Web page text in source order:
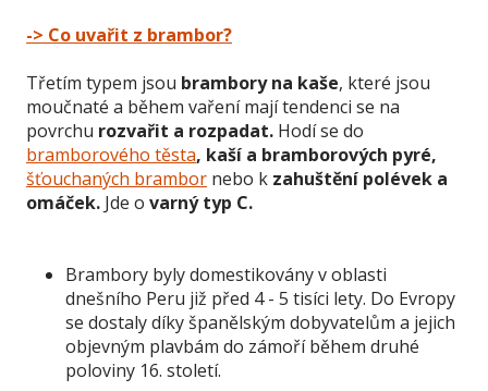
-> Co uvařit z brambor?
Třetím typem jsou brambory na kaše, které jsou
moučnaté a během vaření mají tendenci se na
povrchu rozvařit a rozpadat. Hodí se do
bramborového těsta, kaší a bramborových pyré,
šťouchaných brambor nebo k zahuštění polévek a
omáček. Jde o varný typ C.
Brambory byly domestikovány v oblasti
dnešního Peru již před 4 - 5 tisíci lety. Do Evropy
se dostaly díky španělským dobyvatelům a jejich
objevným plavbám do zámoří během druhé
poloviny 16. století.